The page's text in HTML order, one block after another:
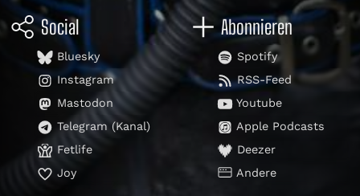
Social
Bluesky
Instagram
Mastodon
Telegram (Kanal)
Fetlife
Joy
Abonnieren
Spotify
RSS-Feed
Youtube
Apple Podcasts
Deezer
Andere